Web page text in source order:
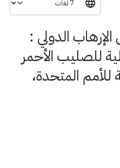
الإرهاب الدولي :
للصليب الأحمر
للأمم المتحدة،